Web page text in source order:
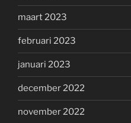
maart 2023
februari 2023
januari 2023
december 2022
november 2022